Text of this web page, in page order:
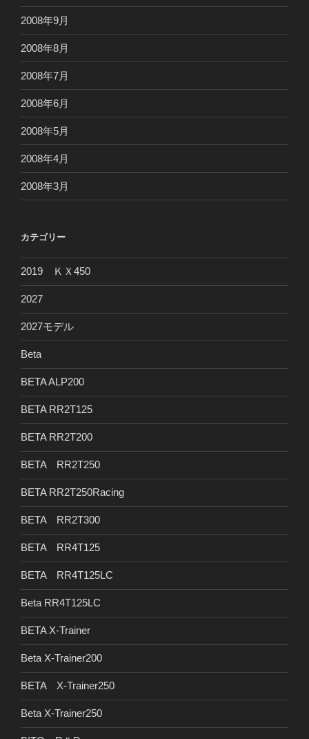
2008年9月
2008年8月
2008年7月
2008年6月
2008年5月
2008年4月
2008年3月
カテゴリー
2019 ＫＸ450
2027
2027モデル
Beta
BETA ALP200
BETA RR2T125
BETA RR2T200
BETA RR2T250
BETA RR2T250Racing
BETA RR2T300
BETA RR4T125
BETA RR4T125LC
Beta RR4T125LC
BETA X-Trainer
Beta X-Trainer200
BETA X-Trainer250
Beta X-Trainer250